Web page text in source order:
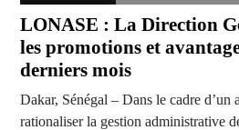
LONASE : La Direction
les promotions et
derniers mois
Dakar, Sénégal – Dans le cadre d’un
rationaliser la gestion administrative